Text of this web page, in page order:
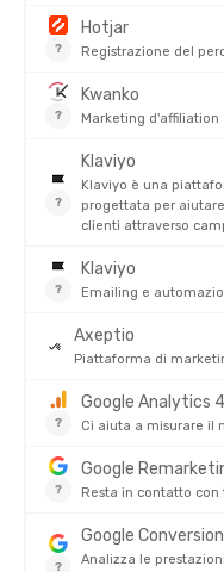
PRODOTTI SIMILI
POPOTE ALPINE STOWAWAY
DISPONIBILE - SPEDITO IN 24/48 ORE
Non ci sono ancora